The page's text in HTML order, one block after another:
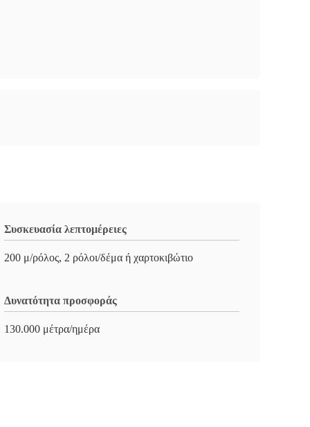
Συσκευασία λεπτομέρειες
200 μ/ρόλος, 2 ρόλοι/δέμα ή χαρτοκιβώτιο
Δυνατότητα προσφοράς
130.000 μέτρα/ημέρα